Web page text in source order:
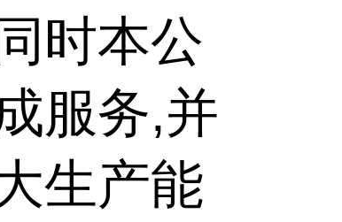
时本公
服务,并
生产能